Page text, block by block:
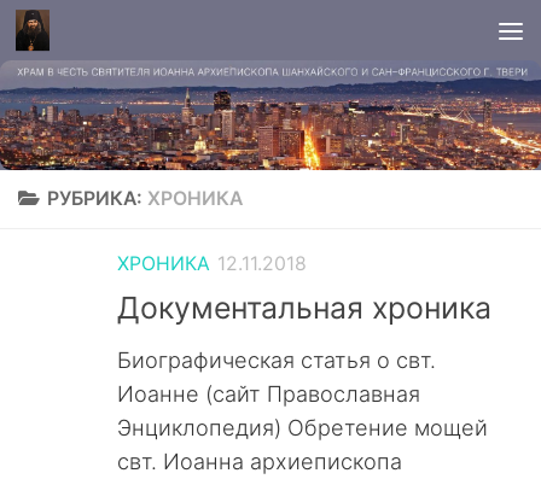
РУБРИКА: ХРОНИКА
ХРОНИКА 12.11.2018
Документальная хроника
Биографическая статья о свт.
Иоанне (сайт Православная
Энциклопедия) Обретение мощей
свт. Иоанна архиепископа